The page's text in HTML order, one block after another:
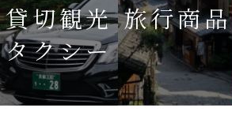
貸切観光
タクシー
旅行商品